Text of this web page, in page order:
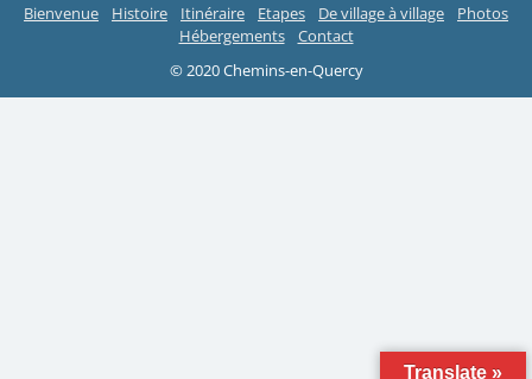
Bienvenue Histoire Itinéraire Etapes De village à village
Photos
Hébergements
Contact
© 2020 Chemins-en-Quercy
Translate »